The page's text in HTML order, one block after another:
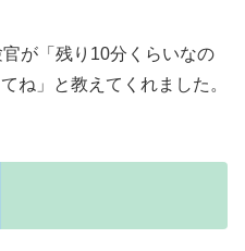
が「残り10分くらいなの
ね」と教えてくれました。